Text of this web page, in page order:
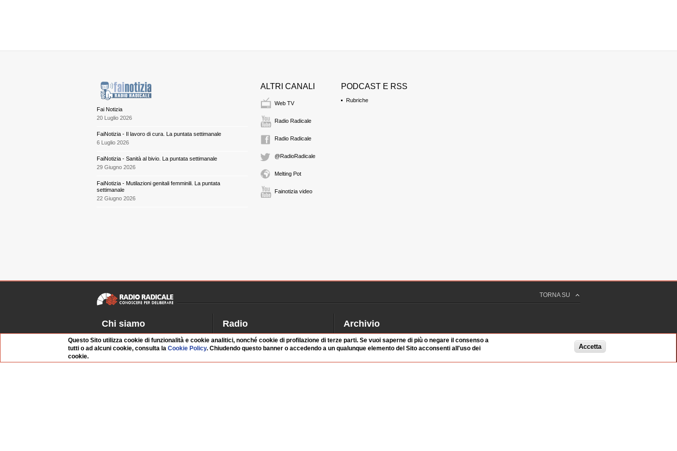
Fai Notizia
20 Luglio 2026
FaiNotizia - Il lavoro di cura. La puntata settimanale
6 Luglio 2026
FaiNotizia - Sanità al bivio. La puntata settimanale
29 Giugno 2026
FaiNotizia - Mutilazioni genitali femminili. La puntata
settimanale
22 Giugno 2026
ALTRI CANALI
Web TV
Radio Radicale
Radio Radicale
@RadioRadicale
Melting Pot
Fainotizia video
PODCAST E RSS
Rubriche
TORNA SU
Chi siamo
Dossier Radio Radicale
Questo sito
Radio
Palinsesto
Riascolta
Archivio
Videoparlamento
Istituzioni
Questo Sito utilizza cookie di funzionalità e cookie analitici, nonché cookie di profilazione di terze parti. Se vuoi saperne di più o negare il consenso a
tutti o ad alcuni cookie, consulta laCookie Policy. Chiudendo questo banner o accedendo a un qualunque elemento del Sito acconsenti all'uso dei
cookie.
Accetta